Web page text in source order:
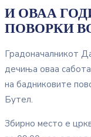
И ОВАА
ПОВОРКИ
Градоначалникот
дечиња оваа
на бадниковите
Бутел.
Збирно место е